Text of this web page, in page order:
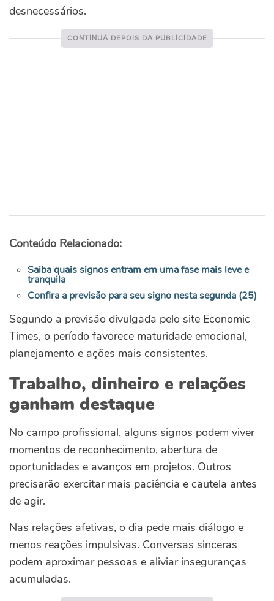
desnecessários.
Conteúdo Relacionado:
Saiba quais signos entram em uma fase mais leve e
tranquila
Confira a previsão para seu signo nesta segunda (25)
Segundo a previsão divulgada pelo site Economic
Times, o período favorece maturidade emocional,
planejamento e ações mais consistentes.
Trabalho, dinheiro e relações
ganham destaque
No campo profissional, alguns signos podem viver
momentos de reconhecimento, abertura de
oportunidades e avanços em projetos. Outros
precisarão exercitar mais paciência e cautela antes
de agir.
Nas relações afetivas, o dia pede mais diálogo e
menos reações impulsivas. Conversas sinceras
podem aproximar pessoas e aliviar inseguranças
acumuladas.